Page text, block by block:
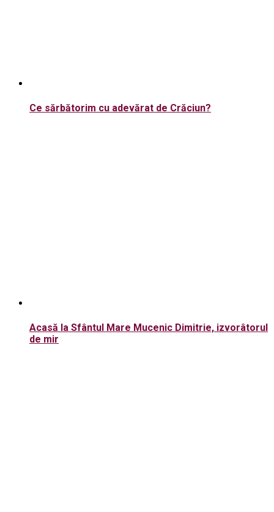
Ce sărbătorim cu adevărat de Crăciun?
Acasă la Sfântul Mare Mucenic Dimitrie, izvorâtorul
de mir